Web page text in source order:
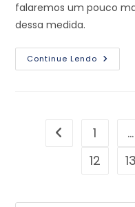
falaremos um pouco
dessa medida.
Continue Lendo
1 …
12
13